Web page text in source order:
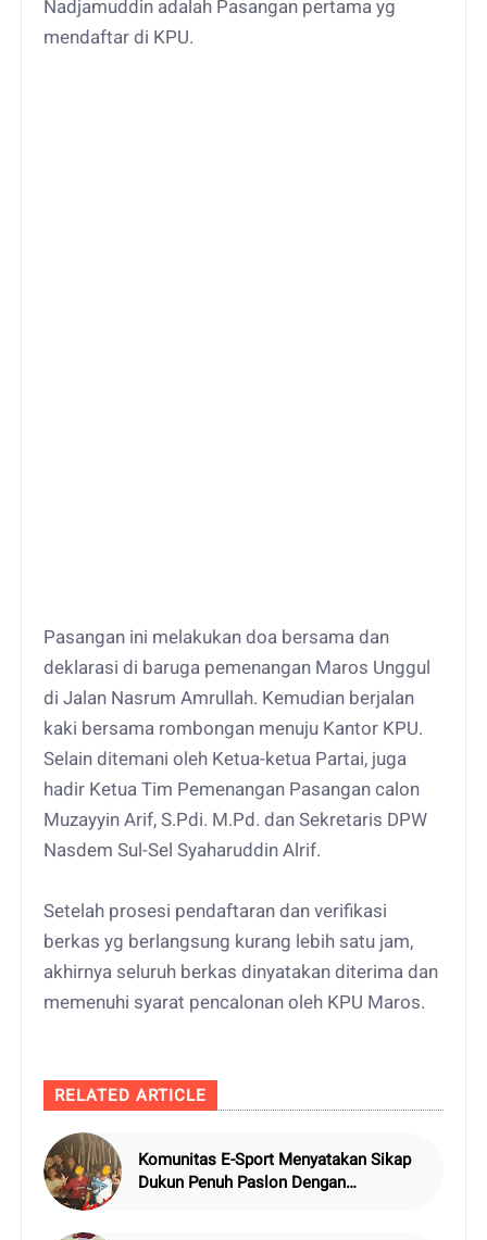
Nadjamuddin adalah Pasangan pertama yg
mendaftar di KPU.
Pasangan ini melakukan doa bersama dan
deklarasi di baruga pemenangan Maros Unggul
di Jalan Nasrum Amrullah. Kemudian berjalan
kaki bersama rombongan menuju Kantor KPU.
Selain ditemani oleh Ketua-ketua Partai, juga
hadir Ketua Tim Pemenangan Pasangan calon
Muzayyin Arif, S.Pdi. M.Pd. dan Sekretaris DPW
Nasdem Sul-Sel Syaharuddin Alrif.
Setelah prosesi pendaftaran dan verifikasi
berkas yg berlangsung kurang lebih satu jam,
akhirnya seluruh berkas dinyatakan diterima dan
memenuhi syarat pencalonan oleh KPU Maros.
RELATED ARTICLE
Komunitas E-Sport Menyatakan Sikap
Dukun Penuh Paslon Dengan